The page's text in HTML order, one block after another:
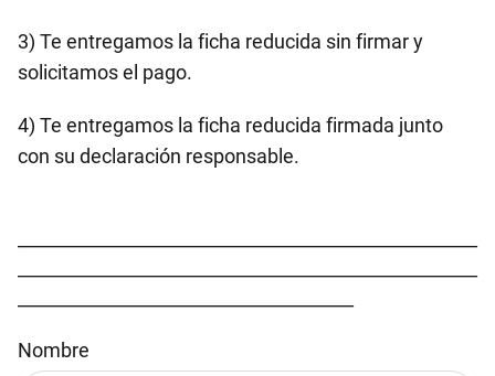
3) Te entregamos la ficha reducida sin firmar y
solicitamos el pago.
4) Te entregamos la ficha reducida firmada junto
con su declaración responsable.
Nombre